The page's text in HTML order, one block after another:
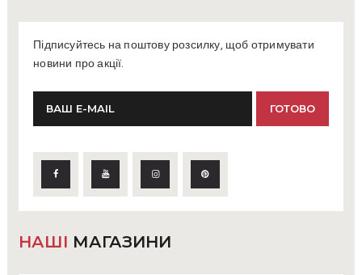
Підписуйтесь на поштову розсилку, щоб отримувати
новини про акції.
НАШІ МАГАЗИНИ